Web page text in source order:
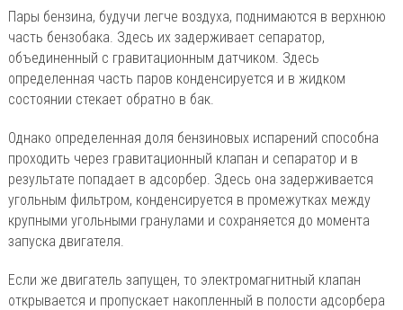
Пары бензина, будучи легче воздуха, поднимаются в верхнюю
часть бензобака. Здесь их задерживает сепаратор,
объединенный с гравитационным датчиком. Здесь
определенная часть паров конденсируется и в жидком
состоянии стекает обратно в бак.
Однако определенная доля бензиновых испарений способна
проходить через гравитационный клапан и сепаратор и в
результате попадает в адсорбер. Здесь она задерживается
угольным фильтром, конденсируется в промежутках между
крупными угольными гранулами и сохраняется до момента
запуска двигателя.
Если же двигатель запущен, то электромагнитный клапан
открывается и пропускает накопленный в полости адсорбера